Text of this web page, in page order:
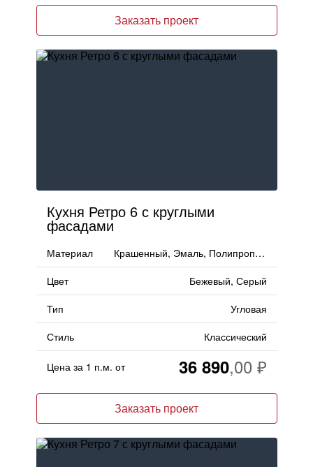
Заказать проект
Кухня Ретро 6 с круглыми
фасадами
Материал
Крашенный, Эмаль, Полипропилен
Цвет
Бежевый, Серый
Тип
Угловая
Стиль
Классический
Цена за 1 п.м. от 36 890
Заказать проект